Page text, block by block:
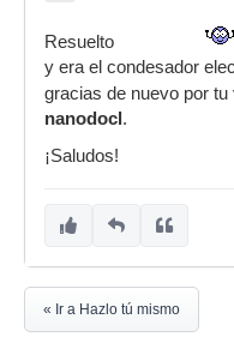
Resuelto
y era el condesador
gracias de nuevo por tu
nanodocl .
¡Saludos!
« Ir a Hazlo tú mismo